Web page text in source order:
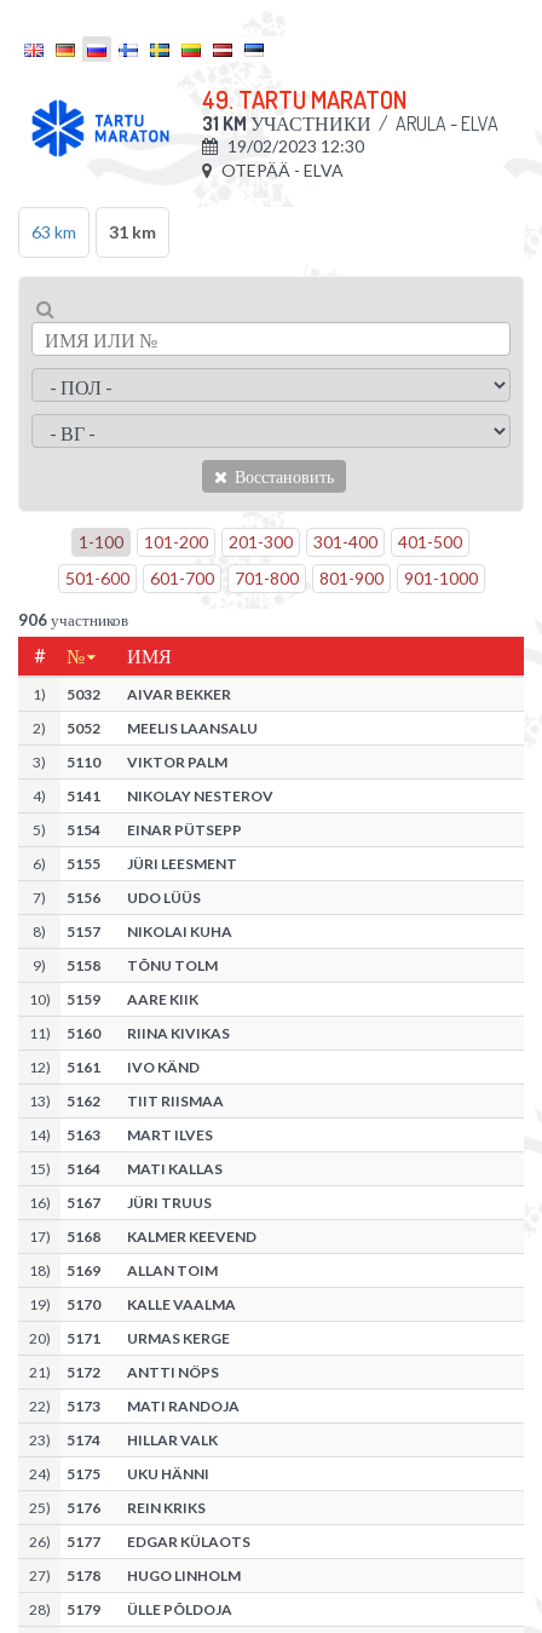
49. TARTU MARATON
31 KM УЧАСТНИКИ / ARULA - ELVA
19/02/2023 12:30
OTEPÄÄ - ELVA
63 km 31 km
Восстановить
1-100 101-200 201-300 301-400 401-500
501-600 601-700 701-800 801-900 901-1000
906участников
# № ИМЯ
1) 5032
AIVAR BEKKER
2) 5052
MEELIS LAANSALU
3) 5110
VIKTOR PALM
4) 5141
NIKOLAY NESTEROV
5) 5154
EINAR PÜTSEPP
6) 5155
JÜRI LEESMENT
7) 5156
UDO LÜÜS
8) 5157
NIKOLAI KUHA
9) 5158
TÕNU TOLM
10) 5159
AARE KIIK
11) 5160
RIINA KIVIKAS
12) 5161
IVO KÄND
13) 5162
TIIT RIISMAA
14) 5163
MART ILVES
15) 5164
MATI KALLAS
16) 5167
JÜRI TRUUS
17) 5168
KALMER KEEVEND
18) 5169
ALLAN TOIM
19) 5170
KALLE VAALMA
20) 5171
URMAS KERGE
21) 5172
ANTTI NÖPS
22) 5173
MATI RANDOJA
23) 5174
HILLAR VALK
24) 5175
UKU HÄNNI
25) 5176
REIN KRIKS
26) 5177
EDGAR KÜLAOTS
27) 5178
HUGO LINHOLM
28) 5179
ÜLLE PÕLDOJA